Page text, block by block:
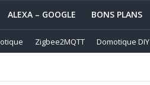
ALEXA – GOOGLE BONS PLANS
Zigbee2MQTT Domotique DIY